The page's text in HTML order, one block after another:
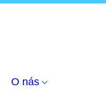
O nás